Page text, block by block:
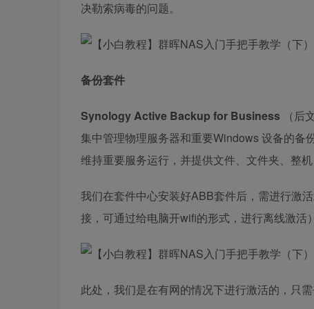
决勒索病毒的问题。
备份套件
Synology Active Backup for Business （后
集中管理物理服务器和重要Windows 设备的备
维持重要服务运行，并提供文件、文件夹、整
我们在套件中心安装好ABB套件后，需进行激
接，可通过给电脑开wifi的形式，进行离线激活）
此处，我们是在有网的情况下进行激活的，只